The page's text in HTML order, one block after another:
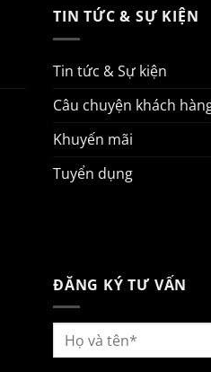
TIN TỨC & SỰ KIỆN
Tin tức & Sự kiện
Câu chuyện khách
Khuyến mãi
Tuyển dụng
ĐĂNG KÝ TƯ VẤN